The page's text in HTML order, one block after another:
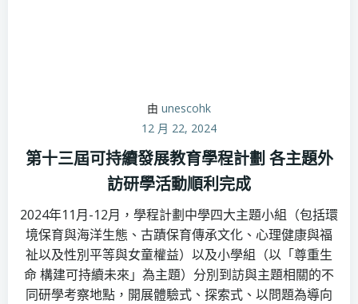
由 unescohk
12 月 22, 2024
第十三屆可持續發展教育學程計劃 各主題外
訪研學活動順利完成
2024年11月-12月，學程計劃中學四大主題小組（包括環
境保育與海洋生態、古蹟保育傳承文化、心理健康與福
祉以及性別平等與女童權益）以及小學組（以「尊重生
命 構建可持續未來」為主題）分別到訪與主題相關的不
同研學考察地點，開展體驗式、探索式、以問題為導向